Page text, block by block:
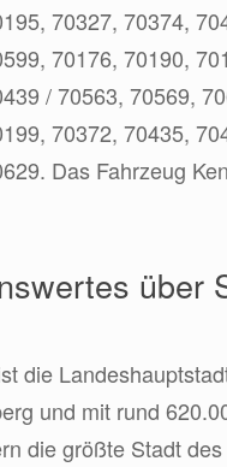
70327, 70374,
70176, 70190,
/ 70563, 70569,
70372, 70435,
Das Fahrzeug
über
die
und mit rund
die größte Stadt des